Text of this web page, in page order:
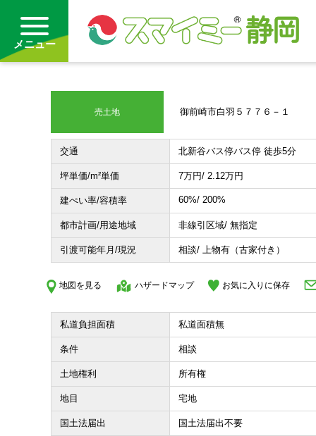
メニュー
お気に入り
沿線から探す(借りる)
その他、こだわり条件で探す
売土地 御前崎市白羽５７７６－１
交通 北新谷バス停バス停 徒歩5分
坪単価/m²単価 7万円/ 2.12万円
建ぺい率/容積率 60%/ 200%
都市計画/用途地域 非線引区域/ 無指定
引渡可能年月/現況 相談/ 上物有（古家付き）
地図を見る ハザードマップ お気に入りに保存
私道負担面積 私道面積無
条件 相談
土地権利 所有権
地目 宅地
国土法届出 国土法届出不要